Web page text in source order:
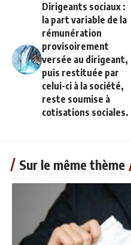
Dirigeants sociaux :
la part variable de la
rémunération
provisoirement
versée au dirigeant,
puis restituée par
celui-ci à la société,
reste soumise à
cotisations sociales.
Sur le même thème